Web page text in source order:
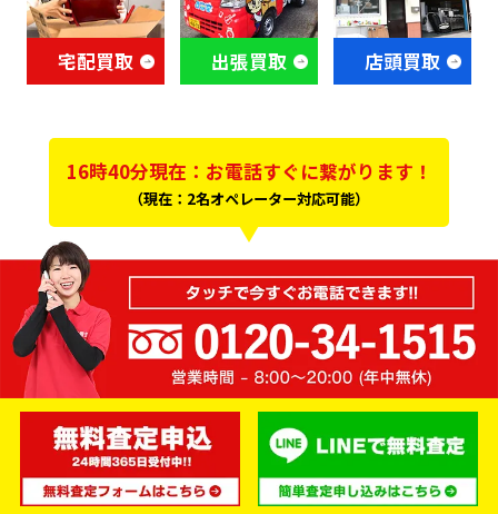
宅配買取 出張買取 店頭買取
16時40分現在：お電話すぐに繋がります！
（現在：2名オペレーター対応可能）